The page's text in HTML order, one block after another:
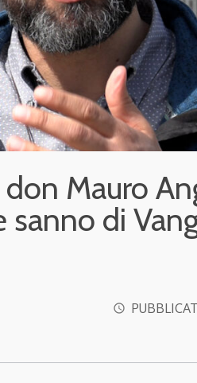
Mauro
di
access_time